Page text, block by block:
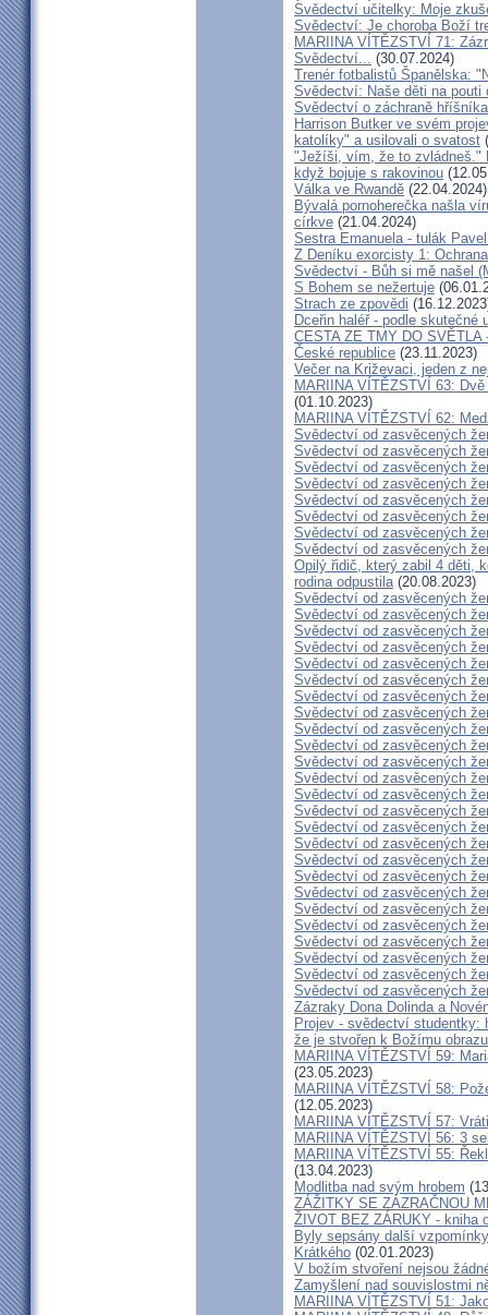
Svědectví učitelky: Moje
Svědectví: Je choroba Boží
MARIINA VÍTĚZSTVÍ 71:
Svědectví... (30.07.2024)
Trenér fotbalistů Španělska:
Svědectví: Naše děti na pouti
Svědectví o záchraně
Harrison Butker ve svém
katolíky" a usilovali o svatost
"Ježíši, vím, že to zvládneš."
když bojuje s rakovinou
Válka ve Rwandě (22.04.2024)
Bývalá pornoherečka našla
církve (21.04.2024)
Sestra Emanuela - tulák
Z Deníku exorcisty 1:
Svědectví - Bůh si mě našel
S Bohem se nežertuje
Strach ze zpovědi
Dceřin haléř - podle skutečné
CESTA ZE TMY DO
České republice (23.11.2023)
Večer na Križevaci, jeden z
MARIINA VÍTĚZSTVÍ 63:
(01.10.2023)
MARIINA VÍTĚZSTVÍ 62:
Svědectví od zasvěcených
Svědectví od zasvěcených
Svědectví od zasvěcených
Svědectví od zasvěcených
Svědectví od zasvěcených
Svědectví od zasvěcených
Svědectví od zasvěcených
Svědectví od zasvěcených
Opilý řidič, který zabil 4 děti,
rodina odpustila(20.08.2023)
Svědectví od zasvěcených
Svědectví od zasvěcených
Svědectví od zasvěcených
Svědectví od zasvěcených
Svědectví od zasvěcených
Svědectví od zasvěcených
Svědectví od zasvěcených
Svědectví od zasvěcených
Svědectví od zasvěcených
Svědectví od zasvěcených
Svědectví od zasvěcených
Svědectví od zasvěcených
Svědectví od zasvěcených
Svědectví od zasvěcených
Svědectví od zasvěcených
Svědectví od zasvěcených
Svědectví od zasvěcených
Svědectví od zasvěcených
Svědectví od zasvěcených
Svědectví od zasvěcených
Svědectví od zasvěcených
Svědectví od zasvěcených
Svědectví od zasvěcených
Svědectví od zasvěcených
Svědectví od zasvěcených
Zázraky Dona Dolinda a
Projev - svědectví studentky:
že je stvořen k Božímu obrazu
MARIINA VÍTĚZSTVÍ 59:
(23.05.2023)
MARIINA VÍTĚZSTVÍ 58:
(12.05.2023)
MARIINA VÍTĚZSTVÍ 57:
MARIINA VÍTĚZSTVÍ 56: 3
MARIINA VÍTĚZSTVÍ 55:
(13.04.2023)
Modlitba nad svým hrobem
ZÁŽITKY SE ZÁZRAČNOU
ŽIVOT BEZ ZÁRUKY - kniha
Byly sepsány další
Krátkého (02.01.2023)
V božím stvoření nejsou
Zamyšlení nad souvislostmi
MARIINA VÍTĚZSTVÍ 51: